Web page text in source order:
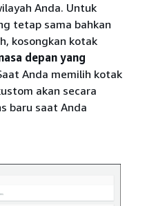
Anda. Untuk
tetap sama bahkan
kosongkan kotak
depan yang
Anda memilih kotak
akan secara
baru saat Anda